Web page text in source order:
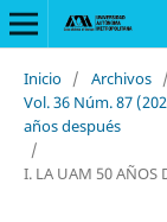
Inicio / Archivos /
Vol. 36 Núm. 87
años después
/
I. LA UAM 50 AÑOS